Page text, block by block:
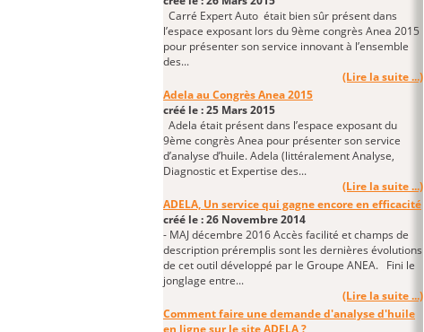
Carré Expert Auto était bien sûr présent dans
l’espace exposant lors du 9ème congrès Anea 2015
pour présenter son service innovant à l’ensemble
des...
(Lire la suite ...)
Adela au Congrès Anea 2015
créé le : 25 Mars 2015
Adela était présent dans l’espace exposant du
9ème congrès Anea pour présenter son service
d’analyse d’huile. Adela (littéralement Analyse,
Diagnostic et Expertise des...
(Lire la suite ...)
ADELA, Un service qui gagne encore en efficacité
créé le : 26 Novembre 2014
- MAJ décembre 2016 Accès facilité et champs de
description préremplis sont les dernières évolutions
de cet outil développé par le Groupe ANEA. Fini le
jonglage entre...
(Lire la suite ...)
Comment faire une demande d'analyse d'huile
en ligne sur le site ADELA ?